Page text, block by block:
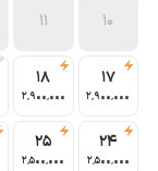
10
11
17
2٬900٬000
18
2٬900٬000
24
2٬500٬000
25
2٬500٬000